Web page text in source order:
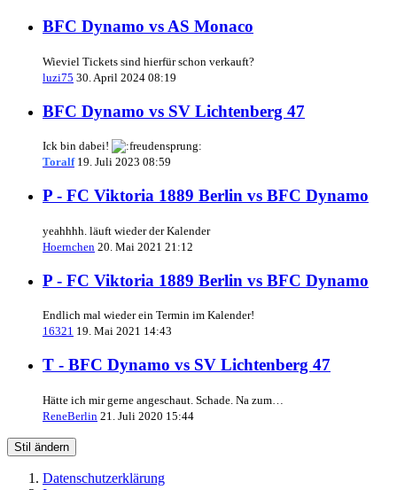
BFC Dynamo vs AS Monaco
Wieviel Tickets sind hierfür schon verkauft?
luzi75 30. April 2024 08:19
BFC Dynamo vs SV Lichtenberg 47
Ick bin dabei!
Toralf 19. Juli 2023 08:59
P - FC Viktoria 1889 Berlin vs BFC Dynamo
yeahhhh. läuft wieder der Kalender
Hoernchen 20. Mai 2021 21:12
P - FC Viktoria 1889 Berlin vs BFC Dynamo
Endlich mal wieder ein Termin im Kalender!
16321 19. Mai 2021 14:43
T - BFC Dynamo vs SV Lichtenberg 47
Hätte ich mir gerne angeschaut. Schade. Na zum…
ReneBerlin 21. Juli 2020 15:44
Stil ändern
Datenschutzerklärung